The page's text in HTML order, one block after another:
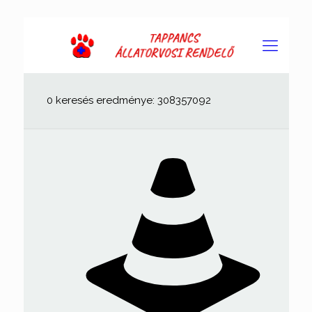
0 keresés eredménye: 308357092